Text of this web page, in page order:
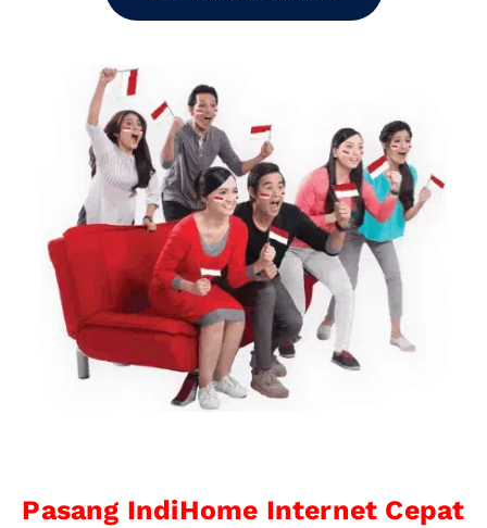
Pasang IndiHome Internet Cepat